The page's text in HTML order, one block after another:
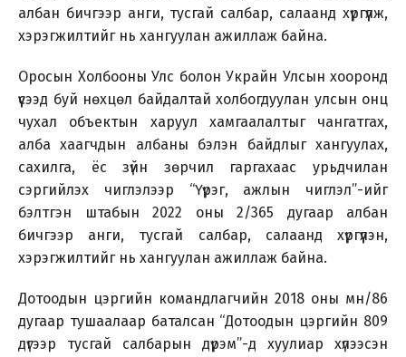
албан бичгээр анги, тусгай салбар, салаанд хүргүүлж,
хэрэгжилтийг нь хангуулан ажиллаж байна.
Оросын Холбооны Улс болон Украйн Улсын хооронд
үүсээд буй нөхцөл байдалтай холбогдуулан улсын онц
чухал объектын харуул хамгаалалтыг чангатгах,
алба хаагчдын албаны бэлэн байдлыг хангуулах,
сахилга, ёс зүйн зөрчил гаргахаас урьдчилан
сэргийлэх чиглэлээр “Үүрэг, ажлын чиглэл”-ийг
бэлтгэн штабын 2022 оны 2/365 дугаар албан
бичгээр анги, тусгай салбар, салаанд хүргүүлэн,
хэрэгжилтийг нь хангуулан ажиллаж байна.
Дотоодын цэргийн командлагчийн 2018 оны мн/86
дугаар тушаалаар баталсан “Дотоодын цэргийн 809
дүгээр тусгай салбарын дүрэм”-д хуулиар хүлээсэн